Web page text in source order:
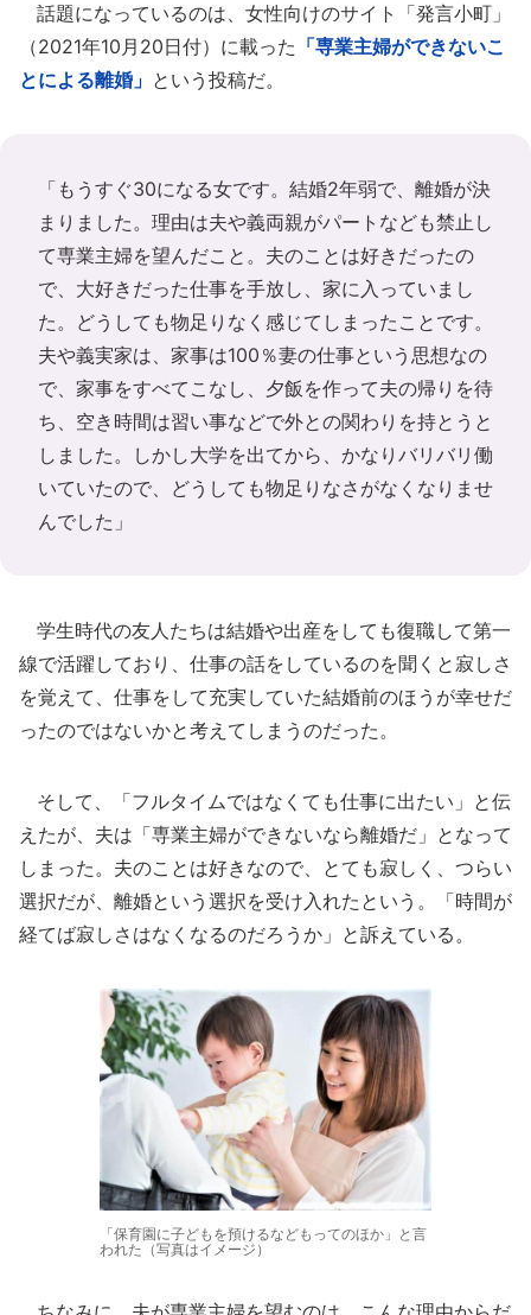
話題になっているのは、女性向けのサイト「発言小町」
（2021年10月20日付）に載った 「専業主婦ができないこ
とによる離婚」 という投稿だ。
「もうすぐ30になる女です。結婚2年弱で、離婚が決
まりました。理由は夫や義両親がパートなども禁止し
て専業主婦を望んだこと。夫のことは好きだったの
で、大好きだった仕事を手放し、家に入っていまし
た。どうしても物足りなく感じてしまったことです。
夫や義実家は、家事は100％妻の仕事という思想なの
で、家事をすべてこなし、夕飯を作って夫の帰りを待
ち、空き時間は習い事などで外との関わりを持とうと
しました。しかし大学を出てから、かなりバリバリ働
いていたので、どうしても物足りなさがなくなりませ
んでした」
学生時代の友人たちは結婚や出産をしても復職して第一
線で活躍しており、仕事の話をしているのを聞くと寂しさ
を覚えて、仕事をして充実していた結婚前のほうが幸せだ
ったのではないかと考えてしまうのだった。
そして、「フルタイムではなくても仕事に出たい」と伝
えたが、夫は「専業主婦ができないなら離婚だ」となって
しまった。夫のことは好きなので、とても寂しく、つらい
選択だが、離婚という選択を受け入れたという。「時間が
経てば寂しさはなくなるのだろうか」と訴えている。
「保育園に子どもを預けるなどもってのほか」と言
われた（写真はイメージ）